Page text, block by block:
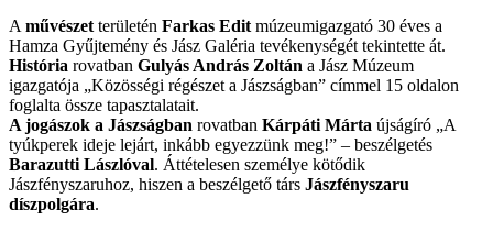
A művészet területén Farkas Edit múzeumigazgató 30 éves a
Hamza Gyűjtemény és Jász Galéria tevékenységét tekintette át.
História rovatban Gulyás András Zoltán a Jász Múzeum
igazgatója „Közösségi régészet a Jászságban” címmel 15 oldalon
foglalta össze tapasztalatait.
A jogászok a Jászságban rovatban Kárpáti Márta újságíró „A
tyúkperek ideje lejárt, inkább egyezzünk meg!” – beszélgetés
Barazutti Lászlóval. Áttételesen személye kötődik
Jászfényszaruhoz, hiszen a beszélgető társ Jászfényszaru
díszpolgára.